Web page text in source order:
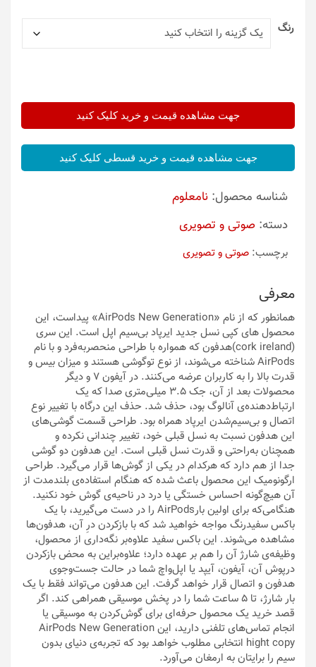
رنگ
جهت مشاهده قیمت و خرید کلیک کنید
جهت مشاهده قیمت و خرید قسطی کلیک کنید
شناسه محصول: نامعلوم
دسته: صوتی و تصویری
برچسب: صوتی و تصویری
معرفی
همانطور که از نام «AirPods New Generation» پیداست، این
محصول های کپی نسل جدید ایرپاد بی‌سیم اپل است. این سری
(cork ireland)هدفون‌ که همواره با طراحی منحصربه‌فرد و با نام
AirPods شناخته می‌شوند، از نوع توگوشی هستند و میزان بیس و
قدرت بالا را به کاربران عرضه می‌کنند. در آیفون 7 و دیگر
محصولات بعد از آن، جک 3.5 میلی‌متری صدا که یک
ارتباط‌دهنده‌ی آنالوگ بود، حذف شد. حذف این درگاه با تغییر نوع
اتصال و بی‌سیم‌شدن ایرپاد همراه بود. طراحی قسمت گوشی‌های
این هدفون نسبت به نسل قبلی خود، تغییر چندانی نکرده و
همچنان به‌راحتی و قدرت نسل قبلی است. این هدفون دو گوشی
جدا از هم دارد که هرکدام در یکی از گوش‌ها قرار می‌گیرد. طراحی
ارگونومیک این محصول باعث شده که هنگام استفاده‌ی بلندمدت از
آن هیچ‌گونه احساس خستگی یا درد در ناحیه‌ی گوش خود نکنید.
هنگامی‌که برای اولین بارAirPods را در دست می‌گیرید، با یک
باکس سفیدرنگ مواجه خواهید شد که با بازکردن درِ آن، هدفون‌ها
مشاهده می‌شوند. این باکس سفید علاوه‌بر نگه‌داری از محصول،
وظیفه‌ی شارژ آن را هم بر عهده دارد؛ علاوه‌براین به محض بازکردن
درپوش آن، آیفون، آیپد یا اپل‌واچ شما در حالت جست‌وجوی
هدفون و اتصال قرار خواهد گرفت. این هدفون می‌تواند فقط با یک
بار شارژ، تا 5 ساعت شما را در پخش موسیقی همراهی کند. اگر
قصد خرید یک محصول حرفه‌ای برای گوش‌کردن به موسیقی یا
انجام تماس‌های تلفنی دارید، این AirPods New Generation
hight copy انتخابی مطلوب خواهد بود که تجربه‌ی دنیای بدون
سیم را برایتان به ارمغان می‌آورد.